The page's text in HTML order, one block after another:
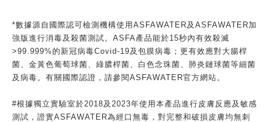
*數據源自國際認可檢測機構使用ASFAWATER及ASFAWATER加
強版進行消毒及殺菌測試。ASFA產品能於15秒內有效殺滅
>99.999%的新冠病毒Covid-19及包膜病毒；更有效應對大腸桿
菌、金黃色葡萄球菌、綠膿桿菌、白色念珠菌、肺炎鏈球菌等細菌
及病毒。有關國際認證，請參閱ASFAWATER官方網站。
#根據獨立實驗室於2018及2023年使用本產品進行皮膚反應及敏感
測試，證實ASFAWATER為經口無毒，對完整和破損皮膚均無刺